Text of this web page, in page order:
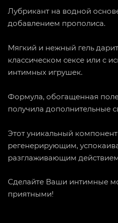
Лубрикант на водной
добавлением прополиса.
Мягкий и нежный гель
классическом сексе или с
интимных игрушек.
Формула, обогащенная
получила дополнительные
Этот уникальный
регенерирующим,
разглаживающим
Сделайте Ваши интимные
приятными!